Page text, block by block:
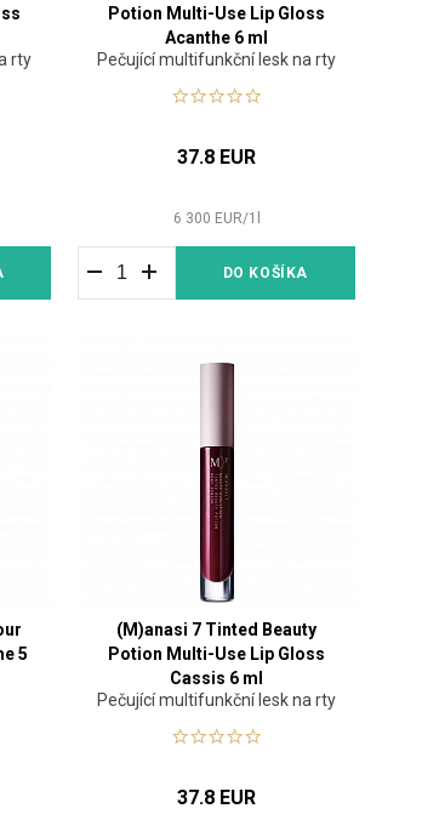
rty
Potion Multi-Use Lip Gloss
Acanthe 6 ml
Pečující multifunkční lesk na rty
37.8 EUR
6 300 EUR/1
DO KOŠÍKA
5
(M)anasi 7 Tinted Beauty
Potion Multi-Use Lip Gloss
Cassis 6 ml
Pečující multifunkční lesk na rty
37.8 EUR